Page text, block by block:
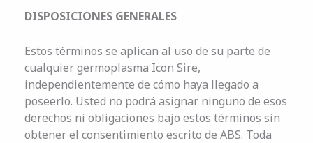
DISPOSICIONES GENERALES
Estos términos se aplican al uso de su parte de
cualquier germoplasma Icon Sire,
independientemente de cómo haya llegado a
poseerlo. Usted no podrá asignar ninguno de esos
derechos ni obligaciones bajo estos términos sin
obtener el consentimiento escrito de ABS. Toda